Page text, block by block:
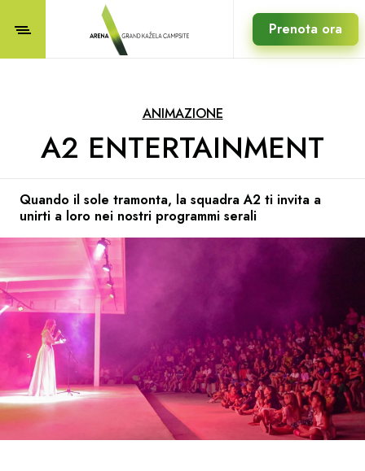
Prenota ora
ANIMAZIONE
A2 ENTERTAINMENT
Quando il sole tramonta, la squadra A2 ti invita a
unirti a loro nei nostri programmi serali